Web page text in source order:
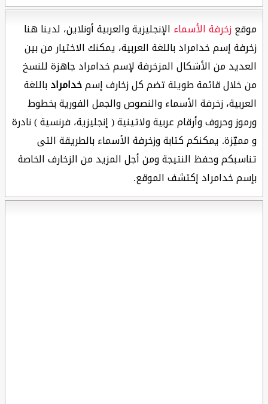
موقعزخرفة الأسماء الإنجليزية والعربية أونلاين، لدينا هنا
زخرفة إسم خدامراد باللغة العربية، يمكنك الاختيار من بين
العديد من الأشكال المزخرفة لإسم خدامراد جاهزة للنسخ
من خلال قائمة طويلة تضم كل زخارف إسمخدامرادباللغة
العربية، زخرفة الأسماء والنصوص والجمل الفورية بخطوط
ورموز وحروف وأرقام عربية ولاتينية ( إنجليزية، فرنسية ) نادرة
و مميّزة. يمكنكم كتابة وزخرفة الأسماء بالطريقة التى
تناسبكم وحفظ النتيجة ومن أجل المزيد من الزخارف الخاصة
بإسم خدامراد إكتشف الموقع.